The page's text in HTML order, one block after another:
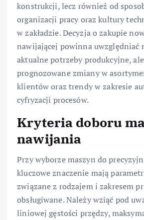
konstrukcji, lecz również od
organizacji pracy oraz kultury
w zakładzie. Decyzja o zakupie
nawijającej powinna uwzględniać
aktualne potrzeby produkcyjne,
prognozowane zmiany w
klientów oraz trendy w zakresie
cyfryzacji procesów.
Kryteria doboru
nawijania
Przy wyborze maszyn do
kluczowe znaczenie mają
związane z rodzajem i zakresem
obsługiwane. Należy wziąć pod
liniowej gęstości przędzy,